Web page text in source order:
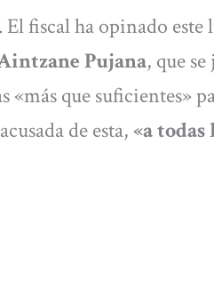
El fiscal ha opinado este
Pujana, que
«más que suficientes»
de esta,«a